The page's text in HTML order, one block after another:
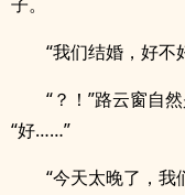
“我们结婚，好不
“？！”路云窗自
“好……”
“今天太晚了，我